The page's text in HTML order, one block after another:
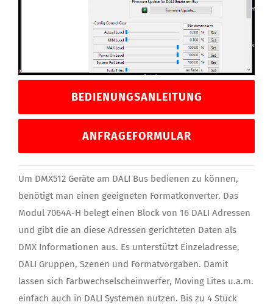
BEDIENUNGSANLEITUNG
ANFRAGEFORMULAR
Um DMX512 Geräte am DALI Bus bedienen zu können,
benötigt man einen geeigneten Formatkonverter. Das
Modul 7064A-H belegt einen Block von 16 DALI Adressen
und gibt die an diese Adressen gerichteten Daten als
DMX Informationen aus. Es unterstützt Einzeladresse,
DALI Gruppen, Szenen und Formatvorgaben. Damit
lassen sich Farbwechselscheinwerfer, Moving Lites u.a.m.
einfach auch in DALI Systemen nutzen. Bis zu 4 Stück